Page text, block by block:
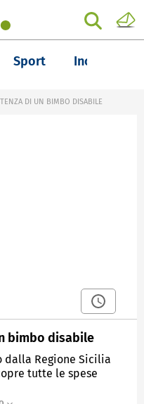
Sport Inchieste
DI UN BIMBO DISABILE
bimbo disabile
dalla Regione Sicilia
tutte le spese